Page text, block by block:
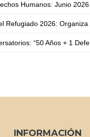
Humanos: Junio 2026
Basadas En La Fe Exigen Protección Frente A La Crisis De Desplazamiento
+ 1 Defendiendo La Vida Y Los Derechos Humanos”
INFORMACIÓN